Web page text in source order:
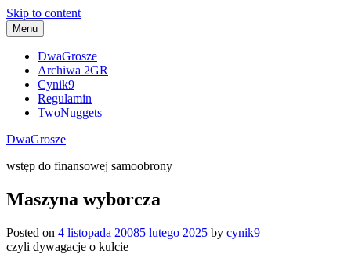
Skip to content
Menu
DwaGrosze
Archiwa 2GR
Cynik9
Regulamin
TwoNuggets
DwaGrosze
wstęp do finansowej samoobrony
Maszyna wyborcza
Posted on 4 listopada 20085 lutego 2025 by cynik9
czyli dywagacje o kulcie